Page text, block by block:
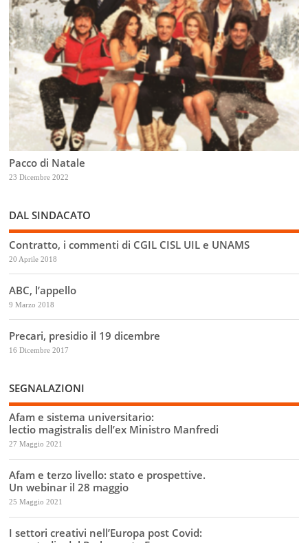
Pacco di Natale
23 Dicembre 2022
DAL SINDACATO
Contratto, i commenti di CGIL CISL UIL e UNAMS
20 Aprile 2018
ABC, l’appello
9 Marzo 2018
Precari, presidio il 19 dicembre
16 Dicembre 2017
SEGNALAZIONI
Afam e sistema universitario:
lectio magistralis dell’ex Ministro Manfredi
27 Maggio 2021
Afam e terzo livello: stato e prospettive.
Un webinar il 28 maggio
25 Maggio 2021
I settori creativi nell’Europa post Covid: